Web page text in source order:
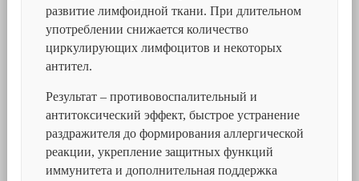
развитие лимфоидной ткани. При длительном
употреблении снижается количество
циркулирующих лимфоцитов и некоторых
антител.
Результат – противовоспалительный и
антитоксический эффект, быстрое устранение
раздражителя до формирования аллергической
реакции, укрепление защитных функций
иммунитета и дополнительная поддержка